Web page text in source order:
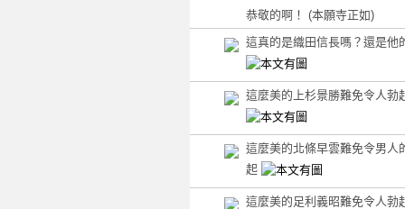
恭敬的啊！ (本願寺正如)
這真的是織田信長嗎？還是他
這麼美的上杉景勝難免令人勃
這麼美的北條早雲難免令男人
起
這麼美的足利義昭難免令人勃